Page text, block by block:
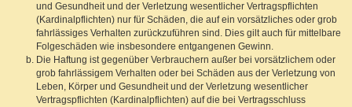
und Gesundheit und der Verletzung wesentlicher Vertragspflichten
(Kardinalpflichten) nur für Schäden, die auf ein vorsätzliches oder grob
fahrlässiges Verhalten zurückzuführen sind. Dies gilt auch für mittelbare
Folgeschäden wie insbesondere entgangenen Gewinn.
Die Haftung ist gegenüber Verbrauchern außer bei vorsätzlichem oder
grob fahrlässigem Verhalten oder bei Schäden aus der Verletzung von
Leben, Körper und Gesundheit und der Verletzung wesentlicher
Vertragspflichten (Kardinalpflichten) auf die bei Vertragsschluss